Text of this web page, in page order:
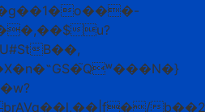
u?
B��,